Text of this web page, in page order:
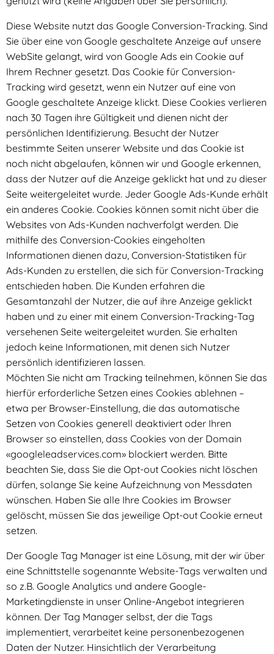
Diese Website nutzt das Google Conversion-Tracking. Sind
Sie über eine von Google geschaltete Anzeige auf unsere
WebSite gelangt, wird von Google Ads ein Cookie auf
Ihrem Rechner gesetzt. Das Cookie für Conversion-
Tracking wird gesetzt, wenn ein Nutzer auf eine von
Google geschaltete Anzeige klickt. Diese Cookies verlieren
nach 30 Tagen ihre Gültigkeit und dienen nicht der
persönlichen Identifizierung. Besucht der Nutzer
bestimmte Seiten unserer Website und das Cookie ist
noch nicht abgelaufen, können wir und Google erkennen,
dass der Nutzer auf die Anzeige geklickt hat und zu dieser
Seite weitergeleitet wurde. Jeder Google Ads-Kunde erhält
ein anderes Cookie. Cookies können somit nicht über die
Websites von Ads-Kunden nachverfolgt werden. Die
mithilfe des Conversion-Cookies eingeholten
Informationen dienen dazu, Conversion-Statistiken für
Ads-Kunden zu erstellen, die sich für Conversion-Tracking
entschieden haben. Die Kunden erfahren die
Gesamtanzahl der Nutzer, die auf ihre Anzeige geklickt
haben und zu einer mit einem Conversion-Tracking-Tag
versehenen Seite weitergeleitet wurden. Sie erhalten
jedoch keine Informationen, mit denen sich Nutzer
persönlich identifizieren lassen.
Möchten Sie nicht am Tracking teilnehmen, können Sie das
hierfür erforderliche Setzen eines Cookies ablehnen –
etwa per Browser-Einstellung, die das automatische
Setzen von Cookies generell deaktiviert oder Ihren
Browser so einstellen, dass Cookies von der Domain
«googleleadservices.com» blockiert werden. Bitte
beachten Sie, dass Sie die Opt-out Cookies nicht löschen
dürfen, solange Sie keine Aufzeichnung von Messdaten
wünschen. Haben Sie alle Ihre Cookies im Browser
gelöscht, müssen Sie das jeweilige Opt-out Cookie erneut
setzen.
Der Google Tag Manager ist eine Lösung, mit der wir über
eine Schnittstelle sogenannte Website-Tags verwalten und
so z.B. Google Analytics und andere Google-
Marketingdienste in unser Online-Angebot integrieren
können. Der Tag Manager selbst, der die Tags
implementiert, verarbeitet keine personenbezogenen
Daten der Nutzer. Hinsichtlich der Verarbeitung